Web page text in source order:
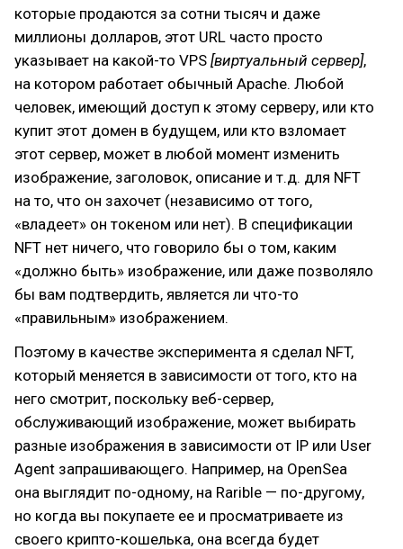
которые продаются за сотни тысяч и даже
миллионы долларов, этот URL часто просто
указывает на какой-то VPS [виртуальный сервер],
на котором работает обычный Apache. Любой
человек, имеющий доступ к этому серверу, или кто
купит этот домен в будущем, или кто взломает
этот сервер, может в любой момент изменить
изображение, заголовок, описание и т.д. для NFT
на то, что он захочет (независимо от того,
«владеет» он токеном или нет). В спецификации
NFT нет ничего, что говорило бы о том, каким
«должно быть» изображение, или даже позволяло
бы вам подтвердить, является ли что-то
«правильным» изображением.
Поэтому в качестве эксперимента я сделал NFT,
который меняется в зависимости от того, кто на
него смотрит, поскольку веб-сервер,
обслуживающий изображение, может выбирать
разные изображения в зависимости от IP или User
Agent запрашивающего. Например, на OpenSea
она выглядит по-одному, на Rarible — по-другому,
но когда вы покупаете ее и просматриваете из
своего крипто-кошелька, она всегда будет